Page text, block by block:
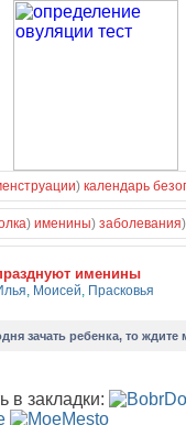
) календарь
) именины) заболевания
именины
, Моисей, Прасковья
зачать ребенка, то
в закладки: